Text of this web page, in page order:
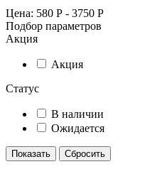
Цена: 580 Р - 3750 Р
Подбор параметров
Акция
Акция
Статус
В наличии
Ожидается